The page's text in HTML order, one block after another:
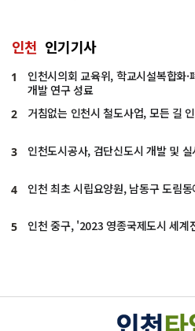
인천 인기기사
1
인천시의회 교육위, 학교시설복합화·
개발 연구 성료
2 거침없는 인천시 철도사업, 모든 길
3 인천도시공사, 검단신도시 개발 및
4 인천 최초 시립요양원, 남동구 도림
5 인천 중구, '2023 영종국제도시 세계